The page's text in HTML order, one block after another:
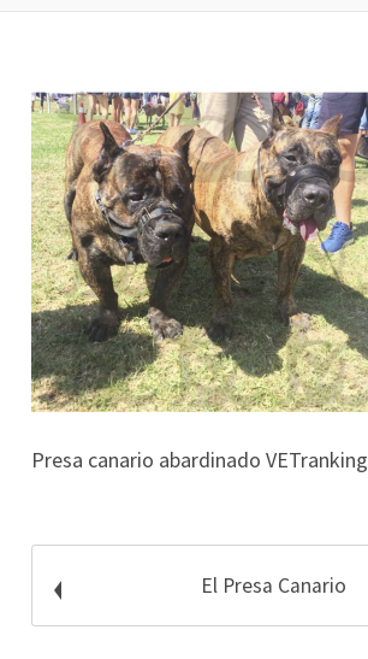
Presa canario abardinado VETranking
El Presa Canario